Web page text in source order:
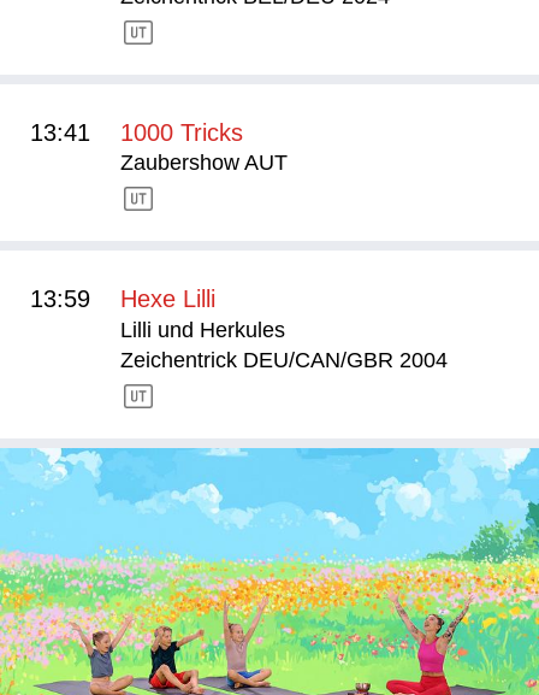
13:41 1000 Tricks
Zaubershow AUT
13:59 Hexe Lilli
Lilli und Herkules
Zeichentrick DEU/CAN/GBR 2004